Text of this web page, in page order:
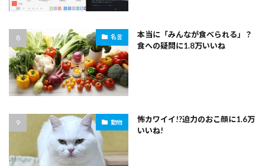
名言
本当に「みんなが食べられる」？
食への疑問に1.8万いいね
動物
怖カワイイ!?迫力のおこ顔に1.6万
いいね!